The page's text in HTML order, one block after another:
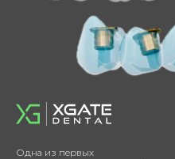
Одна из первых